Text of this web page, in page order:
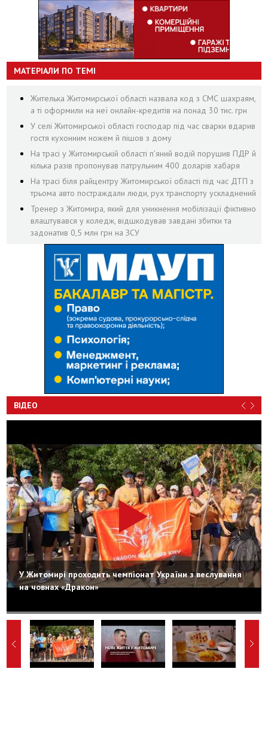
МАТЕРІАЛИ ПО ТЕМІ
Жителька Житомирської області назвала код з СМС шахраям,
а ті оформили на неї онлайн-кредитів на понад 30 тис. грн
У селі Житомирської області господар під час сварки вдарив
гостя кухонним ножем й пішов з дому
На трасі у Житомирській області п’яний водій порушив ПДР й
кілька разів пропонував патрульним 400 доларів хабаря
На трасі біля райцентру Житомирської області під час ДТП з
трьома авто постраждали люди, рух транспорту ускладнений
Тренер з Житомира, який для уникнення мобілізації фіктивно
влаштувався у коледж, відшкодував завдані збитки та
задонатив 0,5 млн грн на ЗСУ
ВІДЕО
У Житомирі проходить чемпіонат України з веслування
на човнах «Дракон»